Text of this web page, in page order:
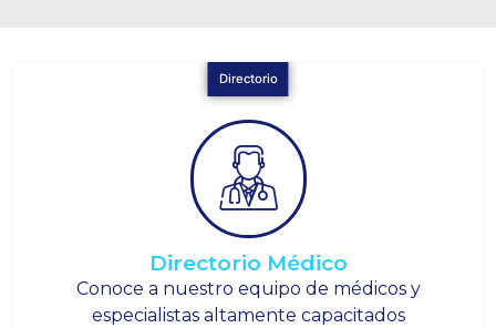
Directorio Médico
Conoce a nuestro equipo de médicos y
especialistas altamente capacitados
Directorio